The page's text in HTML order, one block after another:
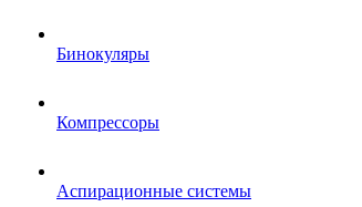
Бинокуляры
Компрессоры
Аспирационные системы